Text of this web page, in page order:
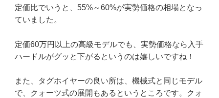
定価比でいうと、55%～60%が実勢価格の相場となっ
ていました。
定価60万円以上の高級モデルでも、実勢価格なら入手
ハードルがグッと下がるというのは嬉しいですね！
また、タグホイヤーの良い所は、機械式と同じモデル
で、クォーツ式の展開もあるというところです。クォ